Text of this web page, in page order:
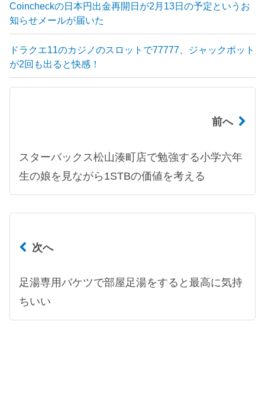
Coincheckの日本円出金再開日が2月13日の予定というお
知らせメールが届いた
ドラクエ11のカジノのスロットで77777、ジャックポット
が2回も出ると快感！
前へ
スターバックス松山湊町店で勉強する小学六年
生の娘を見ながら1STBの価値を考える
次へ
足湯専用バケツで部屋足湯をすると最高に気持
ちいい